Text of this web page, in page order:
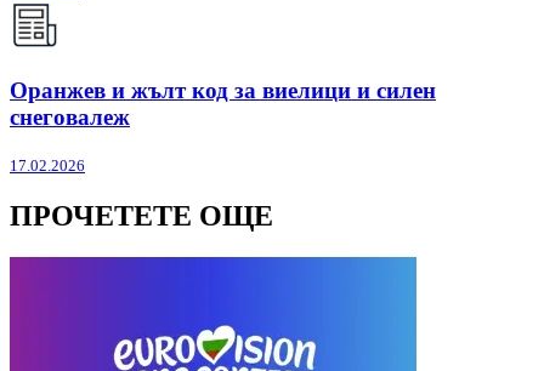
Оранжев и жълт код за виелици и силен
снеговалеж
17.02.2026
ПРОЧЕТЕТЕ ОЩЕ